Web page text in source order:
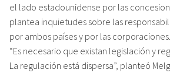
el lado estadounidense por las
plantea inquietudes sobre las
por ambos países y por las corporaciones.
“Es necesario que existan legislación y
La regulación está dispersa”, planteó